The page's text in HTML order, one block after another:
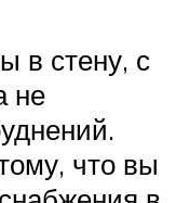
в стену, с
не
что вы